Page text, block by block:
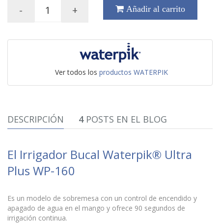
- + Añadir al carrito
Ver todos los productos WATERPIK
DESCRIPCIÓN 4POSTS EN EL BLOG
El Irrigador Bucal Waterpik® Ultra
Plus WP-160
Es un modelo de sobremesa con un control de encendido y
apagado de agua en el mango y ofrece 90 segundos de
irrigación continua.